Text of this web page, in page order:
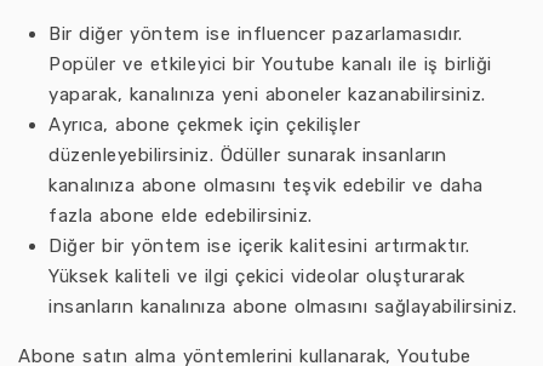
Bir diğer yöntem ise influencer pazarlamasıdır.
Popüler ve etkileyici bir Youtube kanalı ile iş birliği
yaparak, kanalınıza yeni aboneler kazanabilirsiniz.
Ayrıca, abone çekmek için çekilişler
düzenleyebilirsiniz. Ödüller sunarak insanların
kanalınıza abone olmasını teşvik edebilir ve daha
fazla abone elde edebilirsiniz.
Diğer bir yöntem ise içerik kalitesini artırmaktır.
Yüksek kaliteli ve ilgi çekici videolar oluşturarak
insanların kanalınıza abone olmasını sağlayabilirsiniz.
Abone satın alma yöntemlerini kullanarak, Youtube